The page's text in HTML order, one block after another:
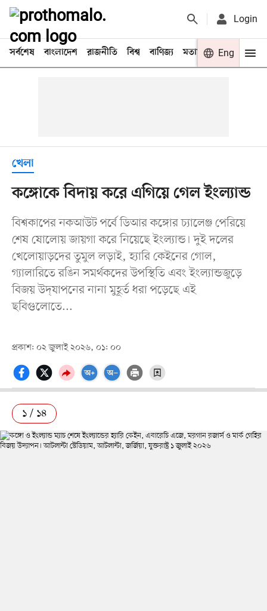
Login
সর্বশেষ বাংলাদেশ রাজনীতি বিশ্ব বাণিজ্য মতামত খেলা
Eng
খেলা
কঙ্গোকে বিদায় করে এগিয়ে গেল ইংল্যান্ড
বিশ্বকাপের নকআউট পর্বে ডিআর কঙ্গোর চ্যালেঞ্জ পেরিয়ে
শেষ ষোলোয় জায়গা করে নিয়েছে ইংল্যান্ড। দুই দলের
খেলোয়াড়দের তুমুল লড়াই, হ্যারি কেইনের গোল,
গ্যালারিতে রঙিন সমর্থকদের উপস্থিতি এবং ইংল্যান্ডজুড়ে
বিজয় উদ্‌যাপনের নানা মুহূর্ত ধরা পড়েছে এই
ছবিগুলোতে...
প্রকাশ: ০২ জুলাই ২০২৬, ০১: ০০
১ / ১৪